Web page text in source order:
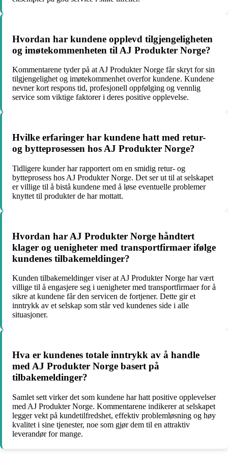
Hvordan har kundene opplevd tilgjengeligheten
og imøtekommenheten til AJ Produkter Norge?
Kommentarene tyder på at AJ Produkter Norge får skryt for sin
tilgjengelighet og imøtekommenhet overfor kundene. Kundene
nevner kort respons tid, profesjonell oppfølging og vennlig
service som viktige faktorer i deres positive opplevelse.
Hvilke erfaringer har kundene hatt med retur-
og bytteprosessen hos AJ Produkter Norge?
Tidligere kunder har rapportert om en smidig retur- og
bytteprosess hos AJ Produkter Norge. Det ser ut til at selskapet
er villige til å bistå kundene med å løse eventuelle problemer
knyttet til produkter de har mottatt.
Hvordan har AJ Produkter Norge håndtert
klager og uenigheter med transportfirmaer ifølge
kundenes tilbakemeldinger?
Kunden tilbakemeldinger viser at AJ Produkter Norge har vært
villige til å engasjere seg i uenigheter med transportfirmaer for å
sikre at kundene får den servicen de fortjener. Dette gir et
inntrykk av et selskap som står ved kundenes side i alle
situasjoner.
Hva er kundenes totale inntrykk av å handle
med AJ Produkter Norge basert på
tilbakemeldinger?
Samlet sett virker det som kundene har hatt positive opplevelser
med AJ Produkter Norge. Kommentarene indikerer at selskapet
legger vekt på kundetilfredshet, effektiv problemløsning og høy
kvalitet i sine tjenester, noe som gjør dem til en attraktiv
leverandør for mange.